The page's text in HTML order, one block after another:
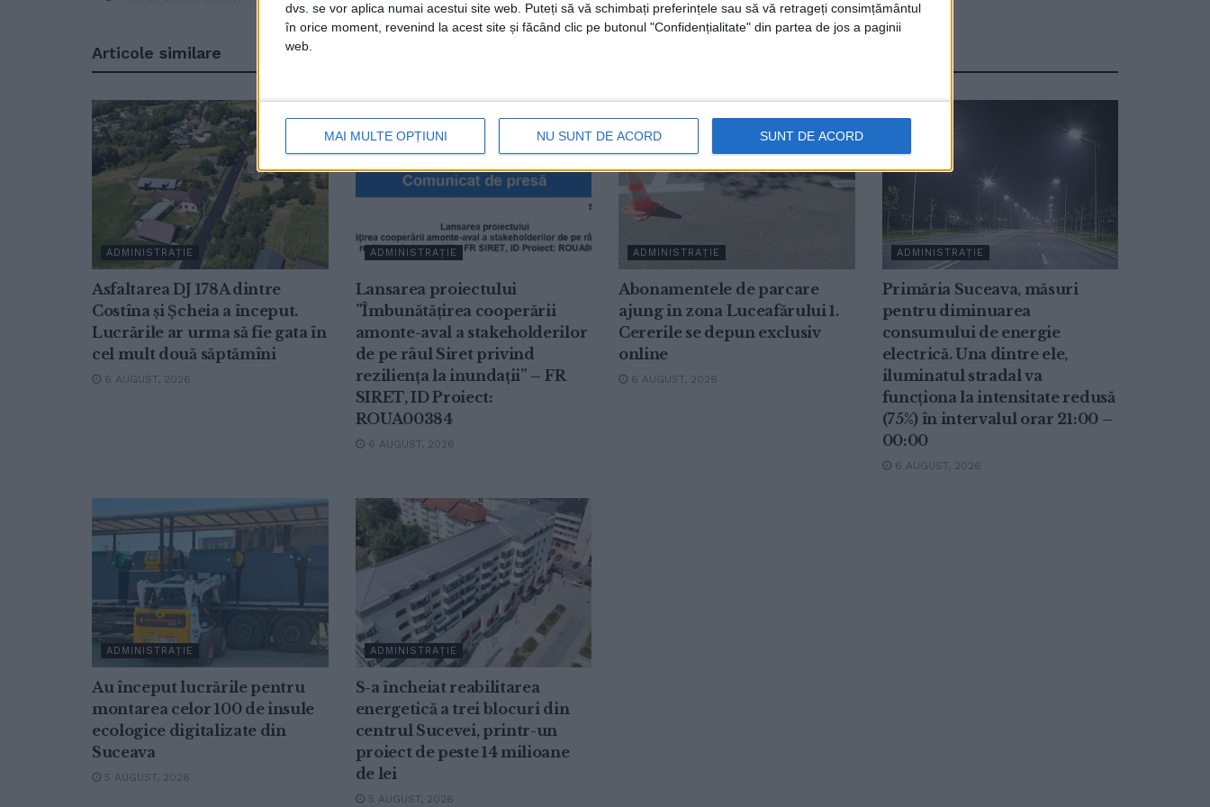
dvs. se vor aplica numai acestui site web. Puteți să vă schimbați preferințele sau să vă retrageți consimțământul
în orice moment, revenind la acest site și făcând clic pe butonul "Confidențialitate" din partea de jos a paginii
web.
MAI MULTE OPȚIUNI NU SUNT DE ACORD SUNT DE ACORD
Articole similare
ADMINISTRAȚIE
Asfaltarea DJ 178A dintre
Costîna și Șcheia a început.
Lucrările ar urma să fie gata în
cel mult două săptămîni
6 AUGUST, 2026
ADMINISTRAȚIE
Lansarea proiectului
”Îmbunătățirea cooperării
amonte-aval a stakeholderilor
de pe râul Siret privind
reziliența la inundații” – FR
SIRET, ID Proiect:
ROUA00384
6 AUGUST, 2026
ADMINISTRAȚIE
Abonamentele de parcare
ajung în zona Luceafărului 1.
Cererile se depun exclusiv
online
6 AUGUST, 2026
ADMINISTRAȚIE
Primăria Suceava, măsuri
pentru diminuarea
consumului de energie
electrică. Una dintre ele,
iluminatul stradal va
funcționa la intensitate redusă
(75%) în intervalul orar 21:00 –
00:00
6 AUGUST, 2026
ADMINISTRAȚIE
Au început lucrările pentru
montarea celor 100 de insule
ecologice digitalizate din
Suceava
5 AUGUST, 2026
ADMINISTRAȚIE
S-a încheiat reabilitarea
energetică a trei blocuri din
centrul Sucevei, printr-un
proiect de peste 14 milioane
de lei
5 AUGUST, 2026